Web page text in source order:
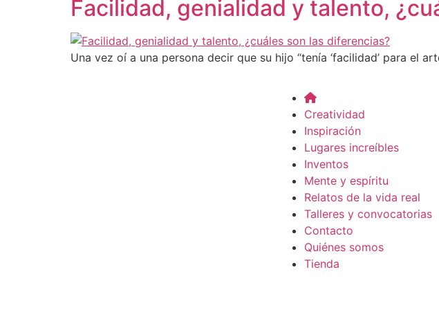
Facilidad, genialidad y talento,
Una vez oí a una persona decir que su hijo “tenía ‘facilidad’ para el
Creatividad
Inspiración
Lugares increíbles
Inventos
Mente y espíritu
Relatos de la vida real
Talleres y convocatorias
Contacto
Quiénes somos
Tienda